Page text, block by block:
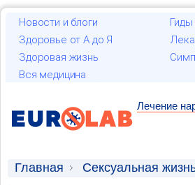
Новости и блоги
Здоровье от А до Я
Здоровая жизнь
Вся медицина
Лечение
Главная
Сексуальная